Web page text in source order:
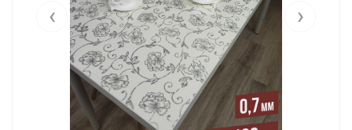
‹ ›